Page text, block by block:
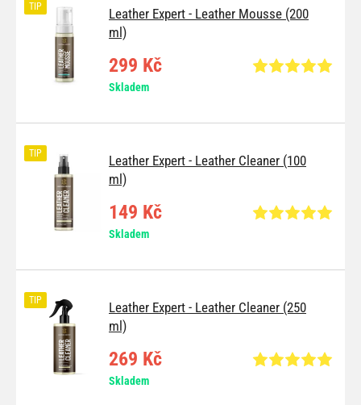
Leather Expert - Leather Mousse (200
ml)
TIP
299 Kč
Skladem
Leather Expert - Leather Cleaner (100
ml)
TIP
149 Kč
Skladem
Leather Expert - Leather Cleaner (250
ml)
TIP
269 Kč
Skladem